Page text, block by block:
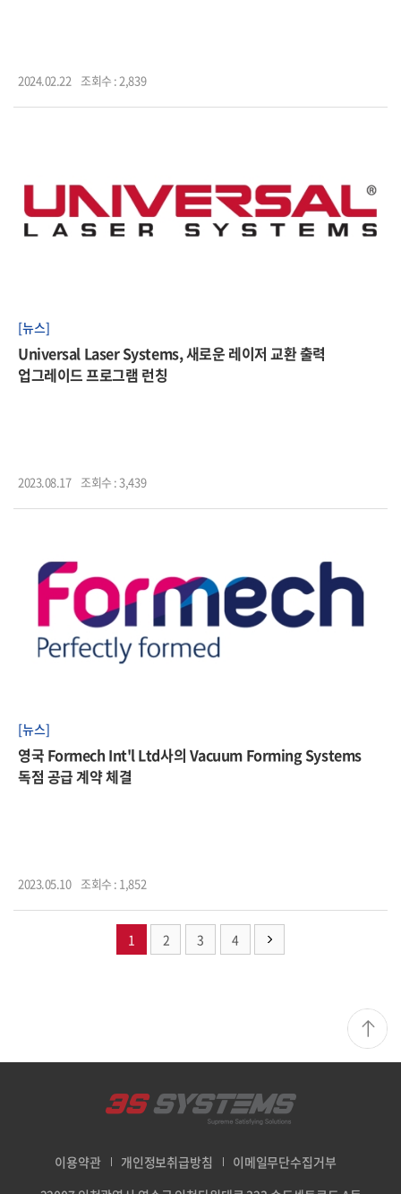
2024.02.22 조회수 : 2,839
[뉴스]
Universal Laser Systems, 새로운 레이저 교환 출력
업그레이드 프로그램 런칭
2023.08.17 조회수 : 3,439
[뉴스]
영국 Formech Int'l Ltd사의 Vacuum Forming Systems
독점 공급 계약 체결
2023.05.10 조회수 : 1,852
1 2 3 4
이용약관 개인정보취급방침
이메일무단수집거부